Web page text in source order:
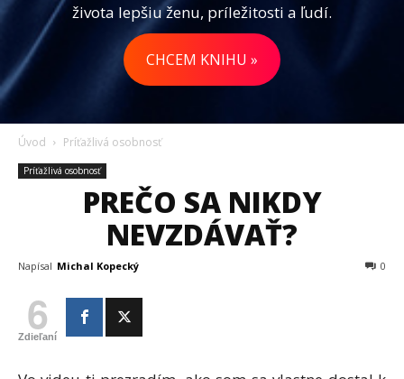
života lepšiu ženu, príležitosti a ľudí.
CHCEM KNIHU »
Úvod Príťažlivá osobnosť
Príťažlivá osobnosť
PREČO SA NIKDY
NEVZDÁVAŤ?
Napísal Michal Kopecký 0
6
Zdieľaní